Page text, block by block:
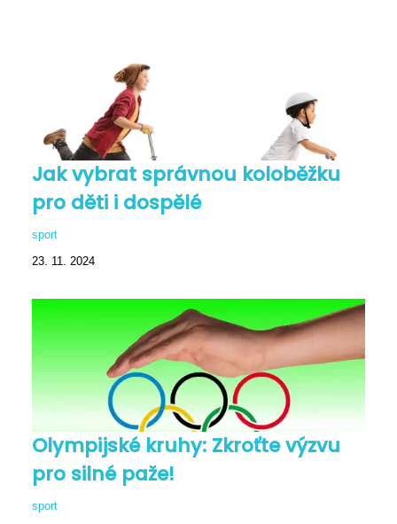
Jak vybrat správnou koloběžku
pro děti i dospělé
sport
23. 11. 2024
Olympijské kruhy: Zkroťte výzvu
pro silné paže!
sport